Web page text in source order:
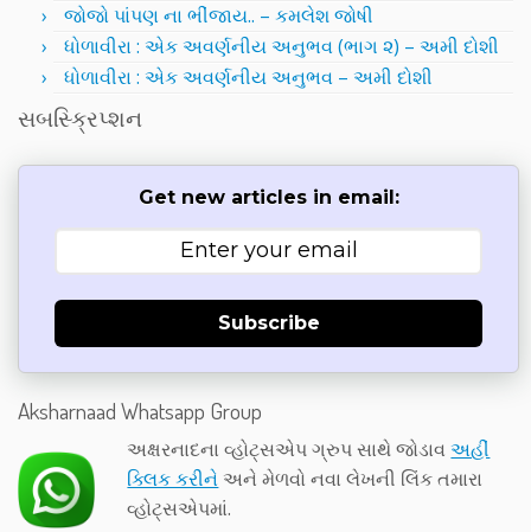
જોજો પાંપણ ના ભીંજાય.. – કમલેશ જોષી
ધોળાવીરા : એક અવર્ણનીય અનુભવ (ભાગ ૨) – અમી દોશી
ધોળાવીરા : એક અવર્ણનીય અનુભવ – અમી દોશી
સબસ્ક્રિપ્શન
Get new articles in email:
Subscribe
Aksharnaad Whatsapp Group
અક્ષરનાદના વ્હોટ્સએપ ગ્રુપ સાથે જોડાવઅહીં
ક્લિક કરીને અને મેળવો નવા લેખની લિંક તમારા
વ્હોટ્સએપમાં.